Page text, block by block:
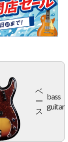
ベ
ー
ス
bass
guitar